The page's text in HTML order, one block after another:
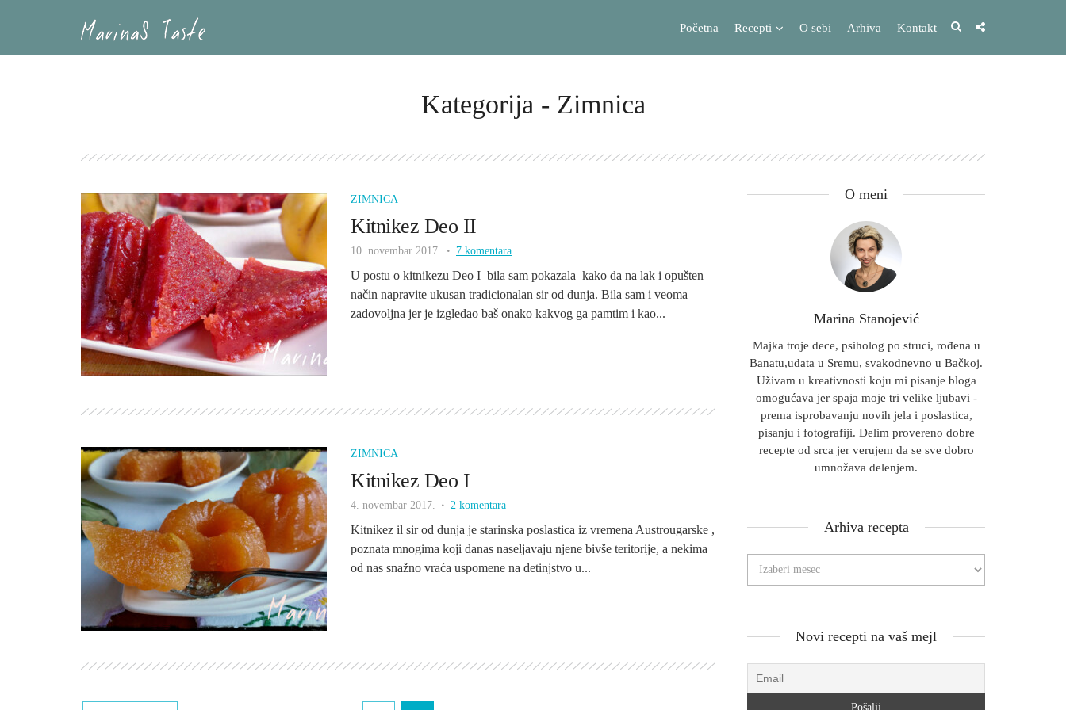
Početna Recepti O sebi Arhiva Kontakt
Kategorija - Zimnica
ZIMNICA
Kitnikez Deo II
10. novembar 2017. 7 komentara
U postu o kitnikezu Deo I bila sam pokazala kako da na lak i opušten
način napravite ukusan tradicionalan sir od dunja. Bila sam i veoma
zadovoljna jer je izgledao baš onako kakvog ga pamtim i kao...
ZIMNICA
Kitnikez Deo I
4. novembar 2017. 2 komentara
Kitnikez il sir od dunja je starinska poslastica iz vremena Austrougarske ,
poznata mnogima koji danas naseljavaju njene bivše teritorije, a nekima
od nas snažno vraća uspomene na detinjstvo u...
O meni
Marina Stanojević
Majka troje dece, psiholog po struci, rođena u
Banatu,udata u Sremu, svakodnevno u Bačkoj.
Uživam u kreativnosti koju mi pisanje bloga
omogućava jer spaja moje tri velike ljubavi -
prema isprobavanju novih jela i poslastica,
pisanju i fotografiji. Delim provereno dobre
recepte od srca jer verujem da se sve dobro
umnožava delenjem.
Arhiva recepta
Novi recepti na vaš mejl